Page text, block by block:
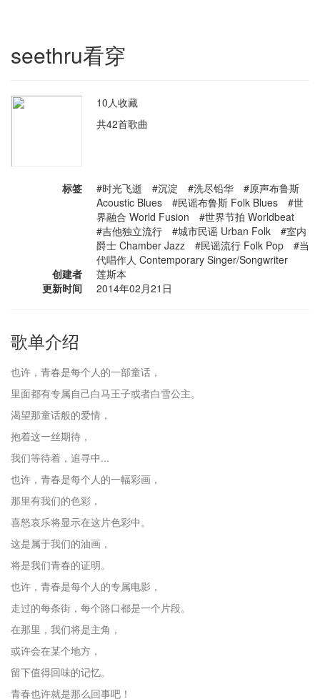
seethru看穿
10人收藏
共42首歌曲
标签
#时光飞逝 #沉淀 #洗尽铅华 #原声布鲁斯
Acoustic Blues #民谣布鲁斯 Folk Blues #世
界融合 World Fusion #世界节拍 Worldbeat
#吉他独立流行 #城市民谣 Urban Folk #室内
爵士 Chamber Jazz #民谣流行 Folk Pop #当
代唱作人 Contemporary Singer/Songwriter
创建者
莲斯本
更新时间
2014年02月21日
歌单介绍
也许，青春是每个人的一部童话，
里面都有专属自己白马王子或者白雪公主。
渴望那童话般的爱情，
抱着这一丝期待，
我们等待着，追寻中...
也许，青春是每个人的一幅彩画，
那里有我们的色彩，
喜怒哀乐将显示在这片色彩中。
这是属于我们的油画，
将是我们青春的证明。
也许，青春是每个人的专属电影，
走过的每条街，每个路口都是一个片段。
在那里，我们将是主角，
或许会在某个地方，
留下值得回味的记忆。
青春也许就是那么回事吧！